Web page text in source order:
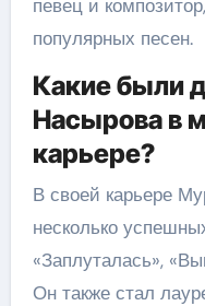
певец и
популярных песен.
Какие были
Насырова в
карьере?
В своей карьере
несколько
«Заплуталась»,
Он также стал